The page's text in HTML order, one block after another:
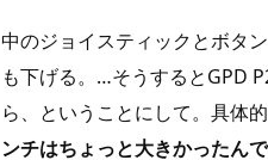
中のジョイスティックとボタ
も下げる。…そうするとGPD
ら、ということにして。具体
ンチはちょっと大きかったん